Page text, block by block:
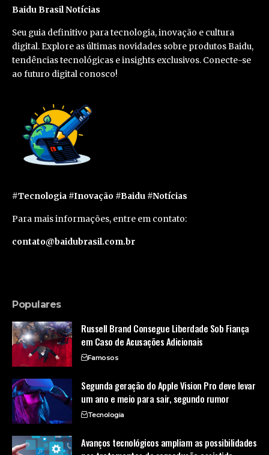
Baidu Brasil Notícias
Seu guia definitivo para tecnologia, inovação e cultura
digital. Explore as últimas novidades sobre produtos Baidu,
tendências tecnológicas e insights exclusivos. Conecte-se
ao futuro digital conosco!
#Tecnologia #Inovação #Baidu #Notícias
Para mais informações, entre em contato:
contato@baidubrasil.com.br
Populares
Russell Brand Consegue Liberdade Sob Fiança
em Caso de Acusações Adicionais
Famosos
Segunda geração do Apple Vision Pro deve levar
um ano e meio para sair, segundo rumor
Tecnologia
Avanços tecnológicos ampliam as possibilidades